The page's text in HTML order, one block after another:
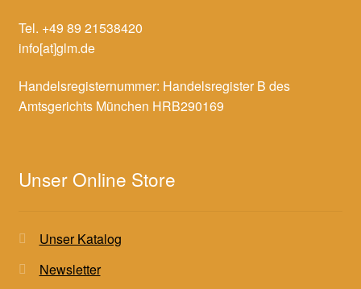
Tel. +49 89 21538420
info[at]glm.de
Handelsregisternummer: Handelsregister B des
Amtsgerichts München HRB290169
Unser Online Store
Unser Katalog
Newsletter